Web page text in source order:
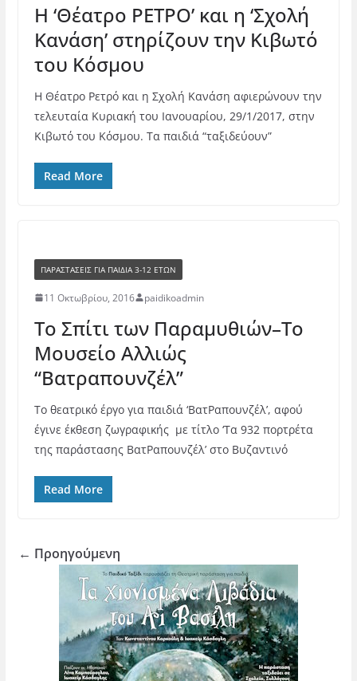
Η ‘Θέατρο ΡΕΤΡΟ’ και η ‘Σχολή
Κανάση’ στηρίζουν την Κιβωτό
του Κόσμου
Η Θέατρο Ρετρό και η Σχολή Κανάση αφιερώνουν την
τελευταία Κυριακή του Ιανουαρίου, 29/1/2017, στην
Κιβωτό του Κόσμου. Τα παιδιά “ταξιδεύουν”
Read More
ΠΑΡΑΣΤΆΣΕΙΣ ΓΙΑ ΠΑΙΔΙΆ 3-12 ΕΤΏΝ
11 Οκτωβρίου, 2016 paidikoadmin
Το Σπίτι των Παραμυθιών–Το
Μουσείο Αλλιώς
“Βατραπουνζέλ”
Το θεατρικό έργο για παιδιά ‘ΒατΡαπουνζέλ’, αφού
έγινε έκθεση ζωγραφικής με τίτλο ‘Τα 932 πορτρέτα
της παράστασης ΒατΡαπουνζέλ’ στο Βυζαντινό
Read More
← Προηγούμενη